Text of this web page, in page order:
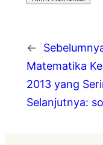
←
Matematika
2013 yang
Selanjutnya: